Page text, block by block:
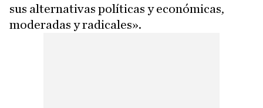
sus alternativas políticas y económicas,
moderadas y radicales».